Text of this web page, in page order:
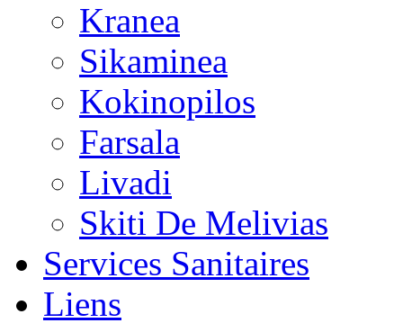
Kranea
Sikaminea
Kokinopilos
Farsala
Livadi
Skiti De Melivias
Services Sanitaires
Liens